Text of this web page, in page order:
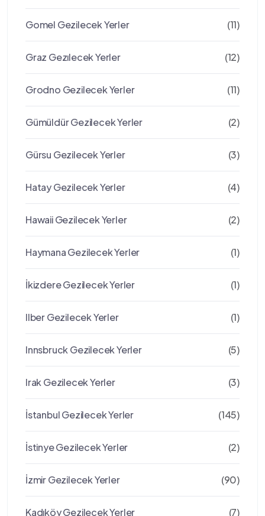
Gomel Gezilecek Yerler (11)
Graz Gezılecek Yerler (12)
Grodno Gezilecek Yerler (11)
Gümüldür Gezilecek Yerler (2)
Gürsu Gezilecek Yerler (3)
Hatay Gezilecek Yerler (4)
Hawaii Gezilecek Yerler (2)
Haymana Gezilecek Yerler (1)
İkizdere Gezilecek Yerler (1)
Ilber Gezilecek Yerler (1)
Innsbruck Gezilecek Yerler (5)
Irak Gezilecek Yerler (3)
İstanbul Gezilecek Yerler (145)
İstinye Gezilecek Yerler (2)
İzmir Gezilecek Yerler (90)
Kadıköy Gezilecek Yerler (7)